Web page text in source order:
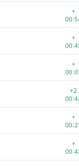
+
+
+
+2
+
+